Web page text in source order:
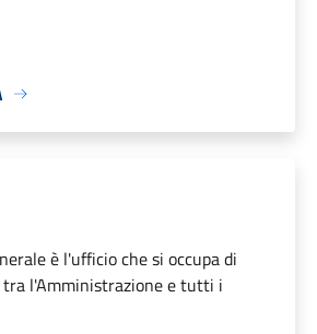
è l'ufficio che si occupa di
l'Amministrazione e tutti i